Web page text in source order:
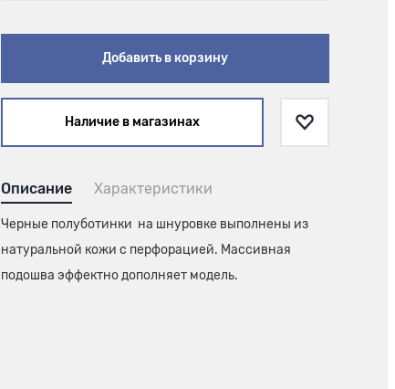
Добавить в корзину
Наличие в магазинах
Описание Характеристики
Черные полуботинки на шнуровке выполнены из
натуральной кожи с перфорацией. Массивная
подошва эффектно дополняет модель.